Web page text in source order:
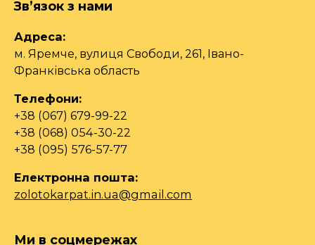
Зв’язок з нами
Адреса:
м. Яремче, вулиця Свободи, 261, Івано-
Франківська область
Телефони:
+38 (067) 679-99-22
+38 (068) 054-30-22
+38 (095) 576-57-77
Електронна пошта:
zolotokarpat.in.ua@gmail.com
Ми в соцмережах